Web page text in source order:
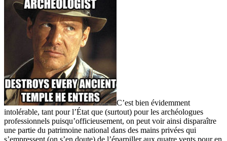
C’est bien évidemment
intolérable, tant pour l’État que (surtout) pour les archéologues
professionnels puisqu’officieusement, on peut voir ainsi disparaître
une partie du patrimoine national dans des mains privées qui
s’empressent (on s’en doute) de l’éparpiller aux quatre vents pour en